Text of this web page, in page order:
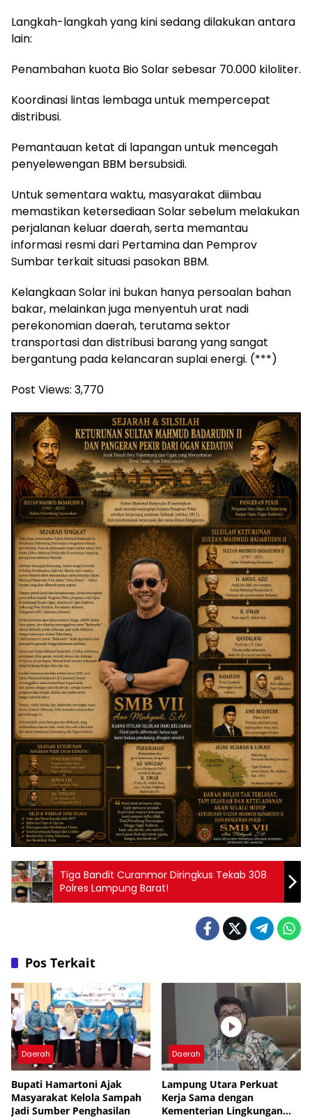
Langkah-langkah yang kini sedang dilakukan antara
lain:
Penambahan kuota Bio Solar sebesar 70.000 kiloliter.
Koordinasi lintas lembaga untuk mempercepat
distribusi.
Pemantauan ketat di lapangan untuk mencegah
penyelewengan BBM bersubsidi.
Untuk sementara waktu, masyarakat diimbau
memastikan ketersediaan Solar sebelum melakukan
perjalanan keluar daerah, serta memantau
informasi resmi dari Pertamina dan Pemprov
Sumbar terkait situasi pasokan BBM.
Kelangkaan Solar ini bukan hanya persoalan bahan
bakar, melainkan juga menyentuh urat nadi
perekonomian daerah, terutama sektor
transportasi dan distribusi barang yang sangat
bergantung pada kelancaran suplai energi. (***)
Post Views: 3,770
Tiga Bandit Curanmor Diringkus Tekab 308
Polres Lampung Barat!
Pos Terkait
Daerah
Bupati Hamartoni Ajak
Masyarakat Kelola Sampah
Jadi Sumber Penghasilan
Daerah
Lampung Utara Perkuat
Kerja Sama dengan
Kementerian Lingkungan